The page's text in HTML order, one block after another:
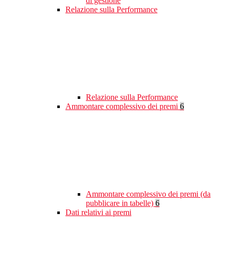
Relazione sulla Performance
Relazione sulla Performance
Ammontare complessivo dei premi 6
Ammontare complessivo dei premi (da
pubblicare in tabelle) 6
Dati relativi ai premi